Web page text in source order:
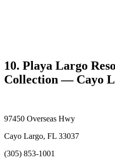
10. Playa Largo
Collection — Cayo
97450 Overseas Hwy
Cayo Largo, FL 33037
(305) 853-1001